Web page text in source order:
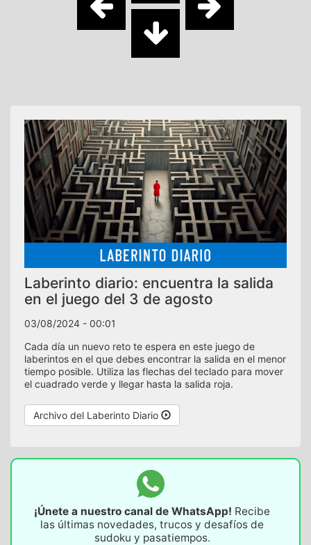
Laberinto diario: encuentra la salida
en el juego del 3 de agosto
03/08/2024 - 00:01
Cada día un nuevo reto te espera en este juego de
laberintos en el que debes encontrar la salida en el menor
tiempo posible. Utiliza las flechas del teclado para mover
el cuadrado verde y llegar hasta la salida roja.
Archivo del Laberinto Diario
¡Únete a nuestro canal de WhatsApp! Recibe
las últimas novedades, trucos y desafíos de
sudoku y pasatiempos.